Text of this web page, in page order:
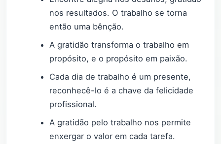
nos resultados. O trabalho se torna
então uma bênção.
A gratidão transforma o trabalho em
propósito, e o propósito em paixão.
Cada dia de trabalho é um presente,
reconhecê-lo é a chave da felicidade
profissional.
A gratidão pelo trabalho nos permite
enxergar o valor em cada tarefa.